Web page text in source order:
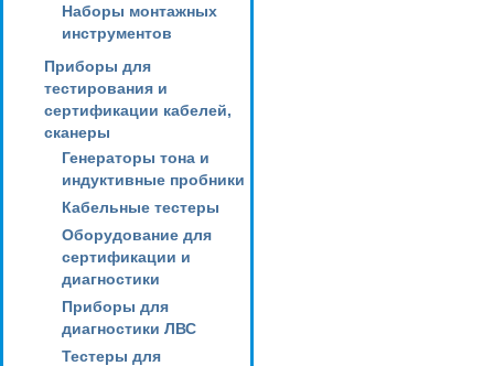
Наборы монтажных
инструментов
Приборы для
тестирования и
сертификации кабелей,
сканеры
Генераторы тона и
индуктивные пробники
Кабельные тестеры
Оборудование для
сертификации и
диагностики
Приборы для
диагностики ЛВС
Тестеры для